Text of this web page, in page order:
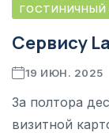
ГОСТИНИЧНЫЙ
Сервису
19 ИЮН. 2025
За полтора
визитной